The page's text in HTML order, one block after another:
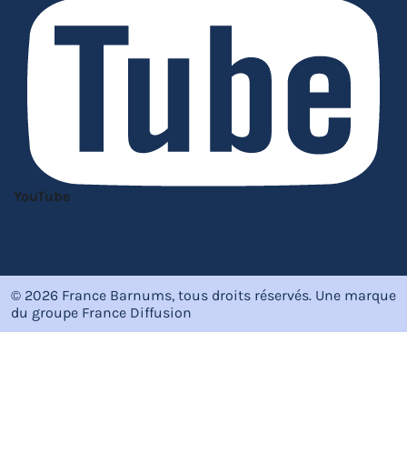
YouTube
© 2026 France Barnums, tous droits réservés. Une marque
du groupe France Diffusion